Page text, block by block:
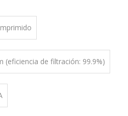
(eficiencia de filtración: 99.9%)